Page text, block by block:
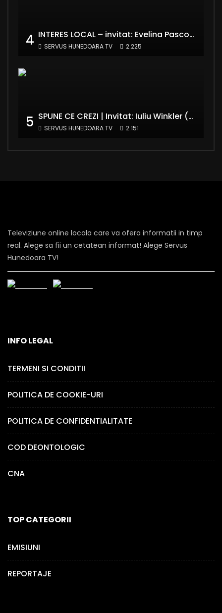
4 INTERES LOCAL – invitat: Evelina Pasconi – Vicepreședinte Asociația Casa Divină
SERVUS HUNEDOARA TV 2.225
5 SPUNE CE CREZI | Invitat: Iuliu Winkler (europarlamentar UDMR – Grupul PPE)
SERVUS HUNEDOARA TV 2.151
Televiziune online locala care va ofera informatii in timp
real. Alege sa fii un cetatean informat! Alege Servus
Hunedoara TV!
INFO LEGAL
TERMENI SI CONDITII
POLITICA DE COOKIE-URI
POLITICA DE CONFIDENTIALITATE
COD DEONTOLOGIC
CNA
TOP CATEGORII
EMISIUNI
REPORTAJE